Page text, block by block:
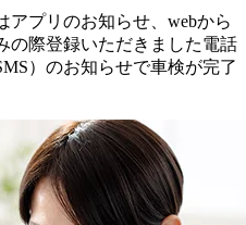
アプリのお知らせ、webから
の際登録いただきました電話
）のお知らせで車検が完了